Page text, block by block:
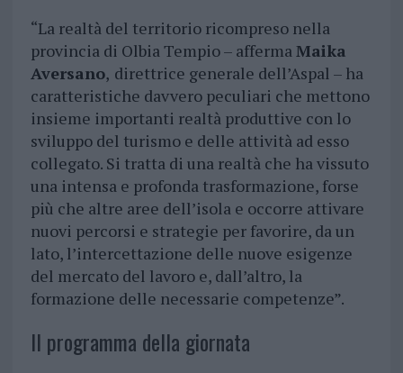
“La realtà del territorio ricompreso nella
provincia di Olbia Tempio – affermaMaika
Aversano, direttrice generale dell’Aspal – ha
caratteristiche davvero peculiari che mettono
insieme importanti realtà produttive con lo
sviluppo del turismo e delle attività ad esso
collegato. Si tratta di una realtà che ha vissuto
una intensa e profonda trasformazione, forse
più che altre aree dell’isola e occorre attivare
nuovi percorsi e strategie per favorire, da un
lato, l’intercettazione delle nuove esigenze
del mercato del lavoro e, dall’altro, la
formazione delle necessarie competenze”.
Il programma della giornata